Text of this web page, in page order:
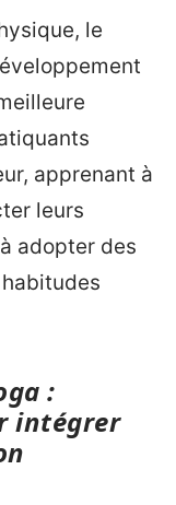
le
apprenant à
leurs
adopter des
:
intégrer